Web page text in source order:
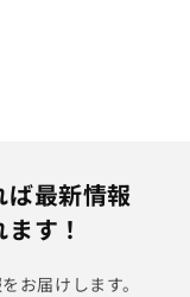
ば最新情報
す！
お届けします。